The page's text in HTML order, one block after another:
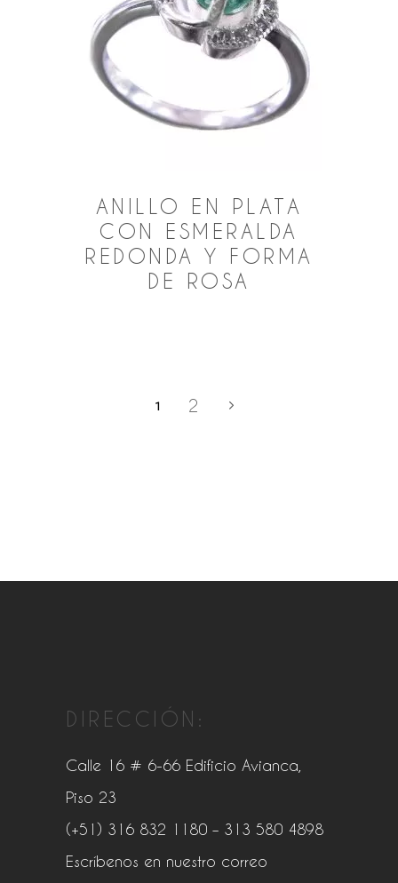
ANILLO EN PLATA
CON ESMERALDA
REDONDA Y FORMA
DE ROSA
1 2
DIRECCIÓN:
Calle 16 # 6-66 Edificio Avianca,
Piso 23
(+51) 316 832 1180 – 313 580 4898
Escríbenos en nuestro correo